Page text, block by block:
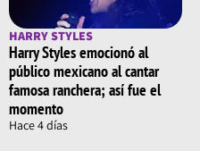
HARRY STYLES
Harry Styles emocionó al
público mexicano al cantar
famosa ranchera; así fue el
momento
Hace 4 días